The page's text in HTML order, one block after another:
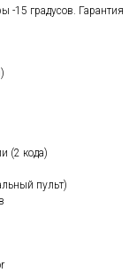
-15 градусов. Гарантия
(2 кода)
пульт)